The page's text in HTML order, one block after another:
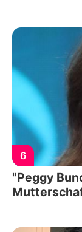
6
"Peggy